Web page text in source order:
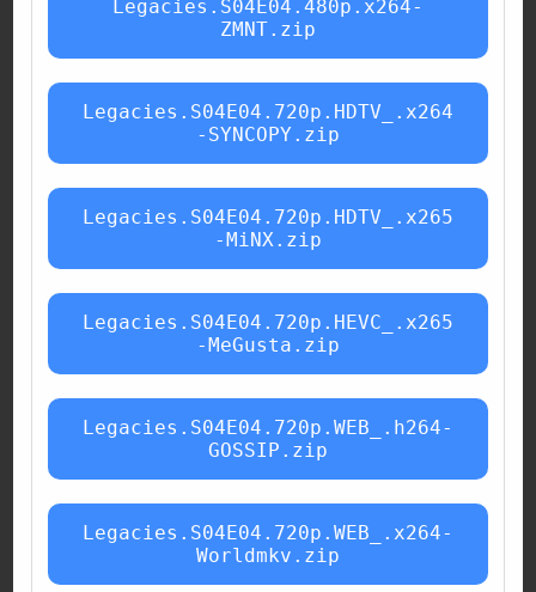
Legacies.S04E04.480p.x264-
ZMNT.zip
Legacies.S04E04.720p.HDTV_.x264
-SYNCOPY.zip
Legacies.S04E04.720p.HDTV_.x265
-MiNX.zip
Legacies.S04E04.720p.HEVC_.x265
-MeGusta.zip
Legacies.S04E04.720p.WEB_.h264-
GOSSIP.zip
Legacies.S04E04.720p.WEB_.x264-
Worldmkv.zip